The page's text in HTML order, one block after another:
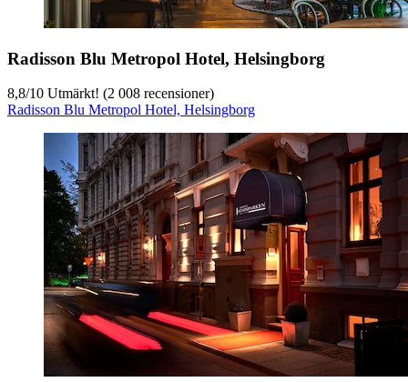
Radisson Blu Metropol Hotel, Helsingborg
8,8/10 Utmärkt! (2 008 recensioner)
Radisson Blu Metropol Hotel, Helsingborg